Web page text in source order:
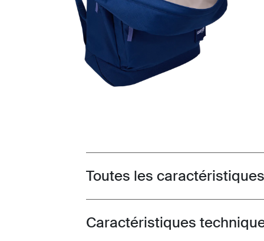
Toggle features
Toutes les caractéristiques
Toggle techspec
Caractéristiques